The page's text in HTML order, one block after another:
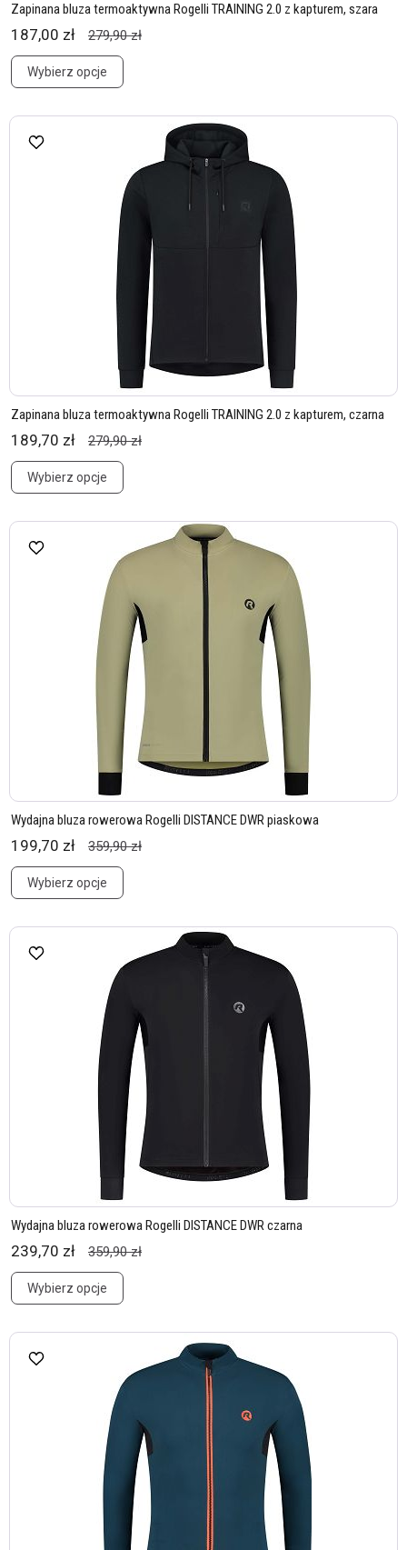
Zapinana bluza termoaktywna Rogelli TRAINING 2.0 z kapturem, szara
187,00 zł 279,90 zł
Wybierz opcje
Zapinana bluza termoaktywna Rogelli TRAINING 2.0 z kapturem, czarna
189,70 zł 279,90 zł
Wybierz opcje
Wydajna bluza rowerowa Rogelli DISTANCE DWR piaskowa
199,70 zł 359,90 zł
Wybierz opcje
Wydajna bluza rowerowa Rogelli DISTANCE DWR czarna
239,70 zł 359,90 zł
Wybierz opcje